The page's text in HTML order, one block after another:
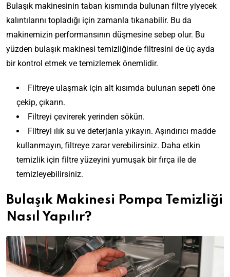
Bulaşık makinesinin taban kısmında bulunan filtre yiyecek
kalıntılarını topladığı için zamanla tıkanabilir. Bu da
makinemizin performansının düşmesine sebep olur. Bu
yüzden bulaşık makinesi temizliğinde filtresini de üç ayda
bir kontrol etmek ve temizlemek önemlidir.
Filtreye ulaşmak için alt kısımda bulunan sepeti öne
çekip, çıkarın.
Filtreyi çevirerek yerinden sökün.
Filtreyi ılık su ve deterjanla yıkayın. Aşındırıcı madde
kullanmayın, filtreye zarar verebilirsiniz. Daha etkin
temizlik için filtre yüzeyini yumuşak bir fırça ile de
temizleyebilirsiniz.
Bulaşık Makinesi Pompa Temizliği
Nasıl Yapılır?